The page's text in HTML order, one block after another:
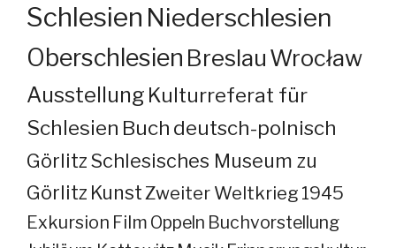
Schlesien Niederschlesien
Oberschlesien Breslau Wrocław
Ausstellung Kulturreferat für
Schlesien Buch deutsch-polnisch
GörlitzSchlesisches Museum zu
Görlitz KunstZweiter Weltkrieg 1945
Exkursion Film Oppeln Buchvorstellung